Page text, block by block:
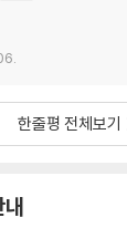
한줄평 전체보기